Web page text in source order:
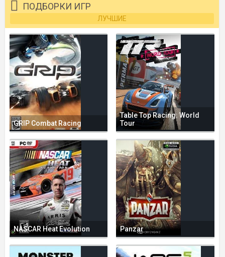
ПОДБОРКИ ИГР
ЛУЧШИЕ
GRIP Combat Racing
Table Top Racing: World
Tour
NASCAR Heat Evolution Panzar